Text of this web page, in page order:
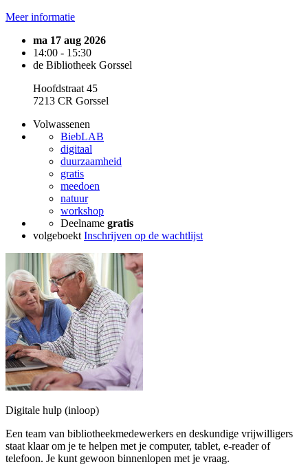
Meer informatie
ma 17 aug 2026
14:00 - 15:30
de Bibliotheek Gorssel
Hoofdstraat 45
7213 CR Gorssel
Volwassenen
BiebLAB
digitaal
duurzaamheid
gratis
meedoen
natuur
workshop
Deelname gratis
volgeboekt Inschrijven op de wachtlijst
Digitale hulp (inloop)
Een team van bibliotheekmedewerkers en deskundige vrijwilligers
staat klaar om je te helpen met je computer, tablet, e-reader of
telefoon. Je kunt gewoon binnenlopen met je vraag.